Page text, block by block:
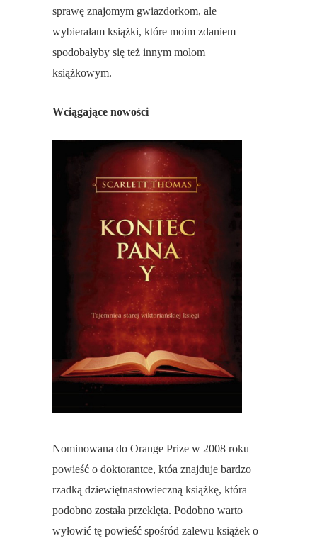
sprawę znajomym gwiazdorkom, ale
wybierałam książki, które moim zdaniem
spodobałyby się też innym molom
książkowym.
Wciągające nowości
Nominowana do Orange Prize w 2008 roku
powieść o doktorantce, któa znajduje bardzo
rzadką dziewiętnastowieczną książkę, która
podobno została przeklęta. Podobno warto
wyłowić tę powieść spośród zalewu książek o